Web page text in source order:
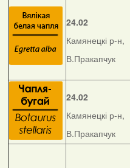
24.02
Камянецкі р-н,
В.Пракапчук
24.02
Камянецкі р-н,
В.Пракапчук